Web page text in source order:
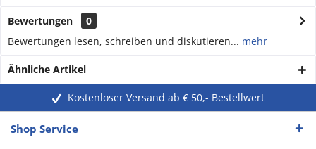
Bewertungen
0
Bewertungen lesen, schreiben und diskutieren... mehr
Ähnliche Artikel
Kostenloser Versand ab € 50,- Bestellwert
Shop Service